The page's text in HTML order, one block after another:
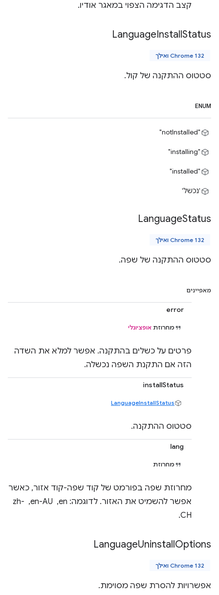
קצב הדגימה הצפוי במאגר אודיו.
LanguageInstallStatus
Chrome 132 ואילך
סטטוס ההתקנה של קול.
ENUM
"notInstalled"
"installing"
"installed"
'נכשל'
LanguageStatus
Chrome 132 ואילך
סטטוס ההתקנה של שפה.
מאפיינים
error
מחרוזת אופציונלי
פרטים על כשלים בהתקנה. אפשר למלא את השדה
הזה אם התקנת השפה נכשלה.
installStatus
LanguageInstallStatus
סטטוס ההתקנה.
lang
מחרוזת
מחרוזת שפה בפורמט של קוד שפה-קוד אזור, כאשר
אפשר להשמיט את האזור. לדוגמה: en, ‏ en-AU, ‏ zh-
CH.
LanguageUninstallOptions
Chrome 132 ואילך
אפשרויות להסרת שפה מסוימת.